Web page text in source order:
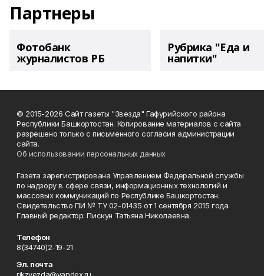
Партнеры
Фотобанк
журналистов РБ
Рубрика "Еда и
напитки"
© 2015-2026 Сайт газеты "Звезда" Гафурийского района
Республики Башкортостан. Копирование материалов с сайта
разрешено только с письменного согласия администрации
сайта.
Об использовании персональных данных
Газета зарегистрирована Управлением Федеральной службы
по надзору в сфере связи, информационных технологий и
массовых коммуникаций по Республике Башкортостан.
Свидетельство ПИ № ТУ 02-01435 от 1 сентября 2015 года.
Главный редактор: Пискун Татьяна Николаевна.
Телефон
8(34740)2-19-21
Эл. почта